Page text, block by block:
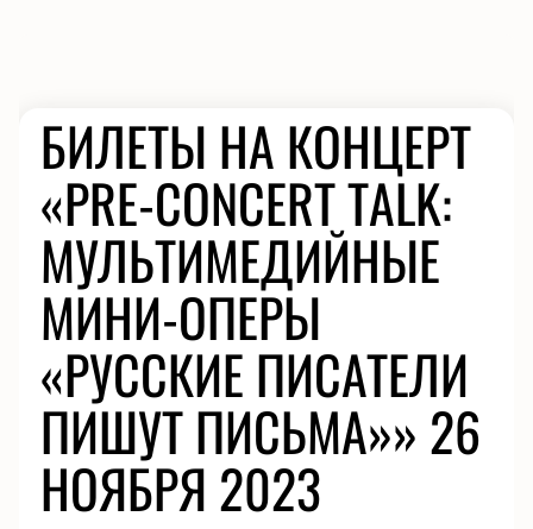
БИЛЕТЫ НА КОНЦЕРТ
«PRE-CONCERT TALK:
МУЛЬТИМЕДИЙНЫЕ
МИНИ-ОПЕРЫ
«РУССКИЕ ПИСАТЕЛИ
ПИШУТ ПИСЬМА»» 26
НОЯБРЯ 2023